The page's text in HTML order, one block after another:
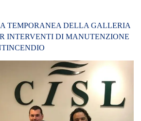
TEMPORANEA DELLA GALLERIA
INTERVENTI DI MANUTENZIONE